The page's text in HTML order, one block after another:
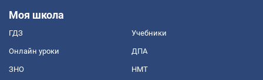
Моя школа
ГДЗ Учебники
Онлайн уроки ДПА
ЗНО НМТ